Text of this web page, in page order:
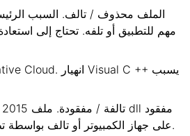
على جهاز الكمبيوتر أو تالف بواسطة تطبيق / نظام / فيروس.